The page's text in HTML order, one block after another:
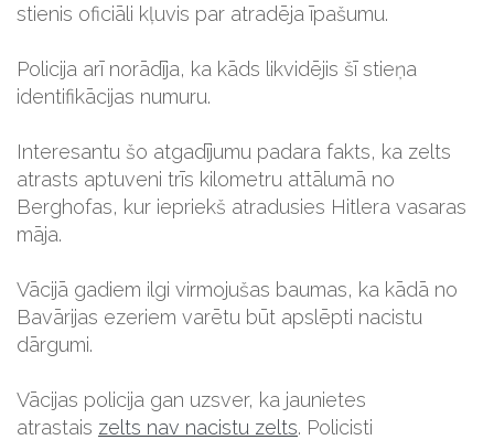
stienis oficiāli kļuvis par atradēja īpašumu.
Policija arī norādīja, ka kāds likvidējis šī stieņa
identifikācijas numuru.
Interesantu šo atgadījumu padara fakts, ka zelts
atrasts aptuveni trīs kilometru attālumā no
Berghofas, kur iepriekš atradusies Hitlera vasaras
māja.
Vācijā gadiem ilgi virmojušas baumas, ka kādā no
Bavārijas ezeriem varētu būt apslēpti nacistu
dārgumi.
Vācijas policija gan uzsver, ka jaunietes
atrastais zelts nav nacistu zelts. Policisti